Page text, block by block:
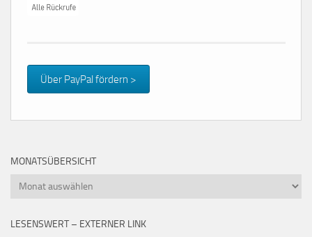
Über PayPal fördern >
MONATSÜBERSICHT
Monatsübersicht
LESENSWERT – EXTERNER LINK